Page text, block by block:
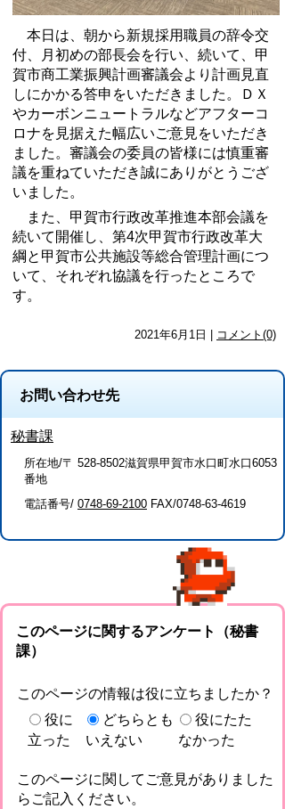
本日は、朝から新規採用職員の辞令交
付、月初めの部長会を行い、続いて、甲
賀市商工業振興計画審議会より計画見直
しにかかる答申をいただきました。ＤＸ
やカーボンニュートラルなどアフターコ
ロナを見据えた幅広いご意見をいただき
ました。審議会の委員の皆様には慎重審
議を重ねていただき誠にありがとうござ
いました。
また、甲賀市行政改革推進本部会議を
続いて開催し、第4次甲賀市行政改革大
綱と甲賀市公共施設等総合管理計画につ
いて、それぞれ協議を行ったところで
す。
2021年6月1日 | コメント(0)
お問い合わせ先
秘書課
所在地/〒 528-8502滋賀県甲賀市水口町水口6053
番地
電話番号/ 0748-69-2100 FAX/0748-63-4619
このページに関するアンケート（秘書
課）
このページの情報は役に立ちましたか？
役に
立った
どちらとも
いえない
役にたた
なかった
このページに関してご意見がありました
らご記入ください。